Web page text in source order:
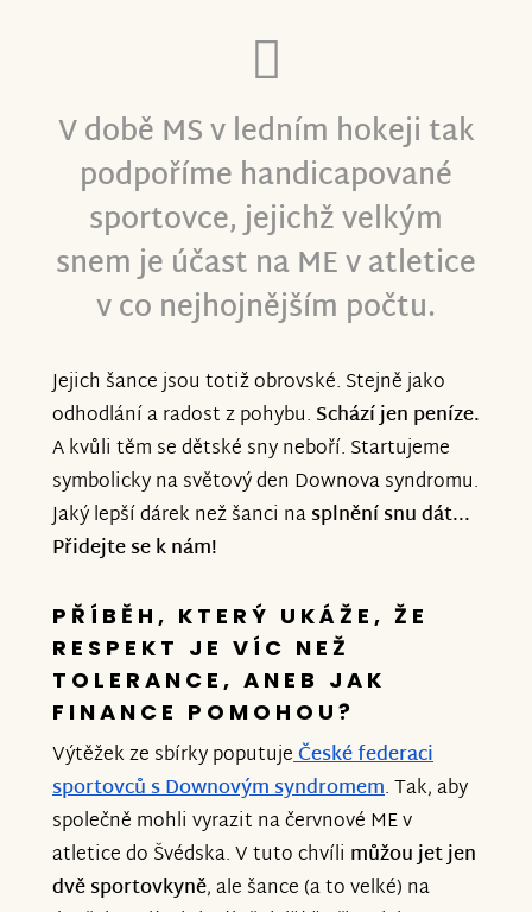
V době MS v ledním hokeji tak
podpoříme handicapované
sportovce, jejichž velkým
snem je účast na ME v atletice
v co nejhojnějším počtu.
Jejich šance jsou totiž obrovské. Stejně jako
odhodlání a radost z pohybu. Schází jen peníze.
A kvůli těm se dětské sny neboří. Startujeme
symbolicky na světový den Downova syndromu.
Jaký lepší dárek než šanci nasplnění snu dát...
Přidejte se k nám!
PŘÍBĚH, KTERÝ UKÁŽE, ŽE
RESPEKT JE VÍC NEŽ
TOLERANCE, ANEB JAK
FINANCE POMOHOU?
Výtěžek ze sbírky poputujeČeské federaci
sportovců s Downovým syndromem. Tak, aby
společně mohli vyrazit na červnové ME v
atletice do Švédska. V tuto chvíli můžou jet jen
dvě sportovkyně, ale šance (a to velké) na